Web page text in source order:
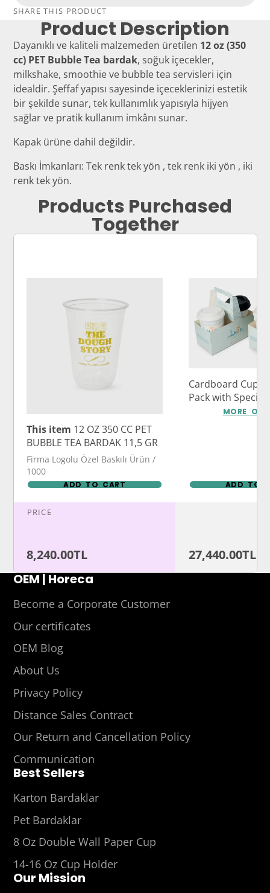
SHARE THIS PRODUCT
Product Description
Dayanıklı ve kaliteli malzemeden üretilen 12 oz (350
cc) PET Bubble Tea bardak, soğuk içecekler,
milkshake, smoothie ve bubble tea servisleri için
idealdir. Şeffaf yapısı sayesinde içeceklerinizi estetik
bir şekilde sunar, tek kullanımlık yapısıyla hijyen
sağlar ve pratik kullanım imkânı sunar.
Kapak ürüne dahil değildir.
Baskı İmkanları: Tek renk tek yön , tek renk iki yön , iki
renk tek yön.
Products Purchased
Together
This item
BUBBLE TEA BARDAK 11,5 GR
Firma Logolu Özel Baskılı Ürün /
1000
ADD TO CART
Cardboard Cup
Pack with Special
Logo PrintMORE
ADD TO
PRICE
8,240.00TL 27,440.00TL
OEM | Horeca
Become a Corporate Customer
Our certificates
OEM Blog
About Us
Privacy Policy
Distance Sales Contract
Our Return and Cancellation Policy
Communication
Best Sellers
Karton Bardaklar
Pet Bardaklar
8 Oz Double Wall Paper Cup
14-16 Oz Cup Holder
Our Mission